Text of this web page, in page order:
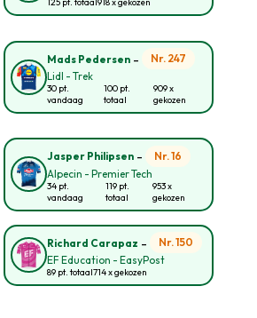
Mads Pedersen-
Nr. 247
Lidl - Trek
30 pt.
vandaag
100 pt.
totaal
909 x
gekozen
Jasper Philipsen-
Nr. 16
Alpecin - Premier Tech
34 pt.
vandaag
119 pt.
totaal
953 x
gekozen
Richard Carapaz -
Nr. 150
EF Education - EasyPost
89 pt. totaal714 x gekozen